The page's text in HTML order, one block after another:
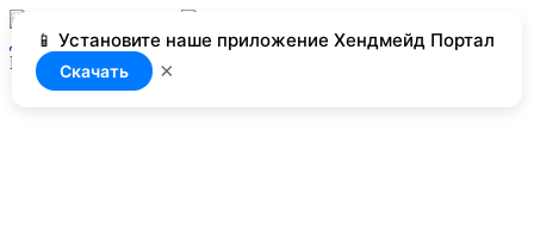
📱 Установите наше приложение Хендмейд Портал
Скачать ×
Добавить
Нет доступа